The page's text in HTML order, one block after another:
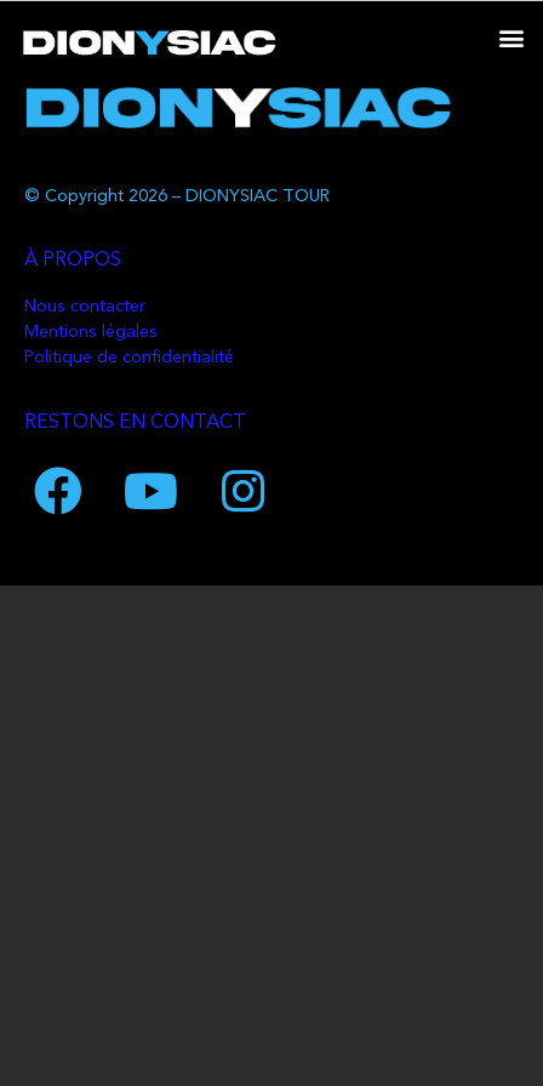
© Copyright 2026 – DIONYSIAC TOUR
À PROPOS
Nous contacter
Mentions légales
Politique de confidentialité
RESTONS EN CONTACT